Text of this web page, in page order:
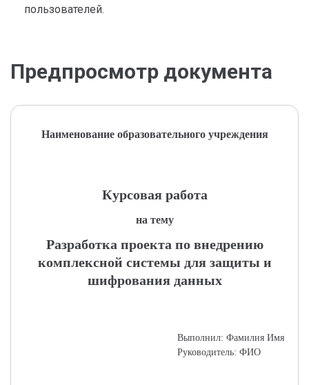
пользователей.
Предпросмотр документа
Наименование образовательного учреждения
Курсовая работа
на тему
Разработка проекта по внедрению
комплексной системы для защиты и
шифрования данных
Выполнил: Фамилия Имя
Руководитель: ФИО